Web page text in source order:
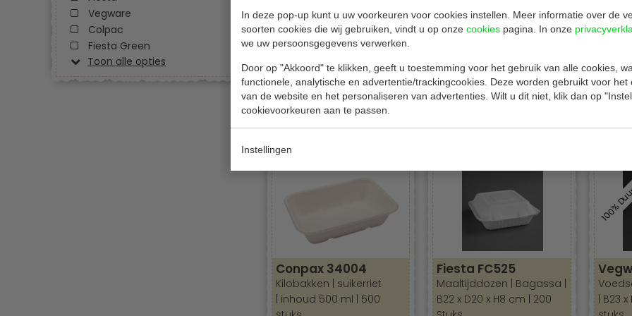
In deze pop-up kunt u uw voorkeuren voor cookies instellen. Meer informatie over de
soorten cookies die wij gebruiken, vindt u op onze cookies pagina. In onze
we uw persoonsgegevens verwerken.
Door op "Akkoord" te klikken, geeft u toestemming voor het gebruik van alle cookies,
functionele, analytische en advertentie/trackingcookies. Deze worden gebruikt voor het
van de website en het personaliseren van advertenties. Wilt u dit niet, klik dan op
cookievoorkeuren aan te passen.
Instellingen
Vegware
Colpac
Fiesta Green
Toon alle opties
staan klaar om u alles te vertellen over onze producten en adviseren wij u
Menuboxen | suikerriet |
maten 23 x 20 x H7 cm |
200 stuks
Maaltijddozen | Bagassa |
Wit | Klapdeksels | 200
2 -
200
Conpax 34004
Kilobakken | suikerriet
| inhoud 500 ml | 500
Fiesta FC525
Maaltijddozen | Bagassa |
B22 x D20 x H8 cm | 200
| B23